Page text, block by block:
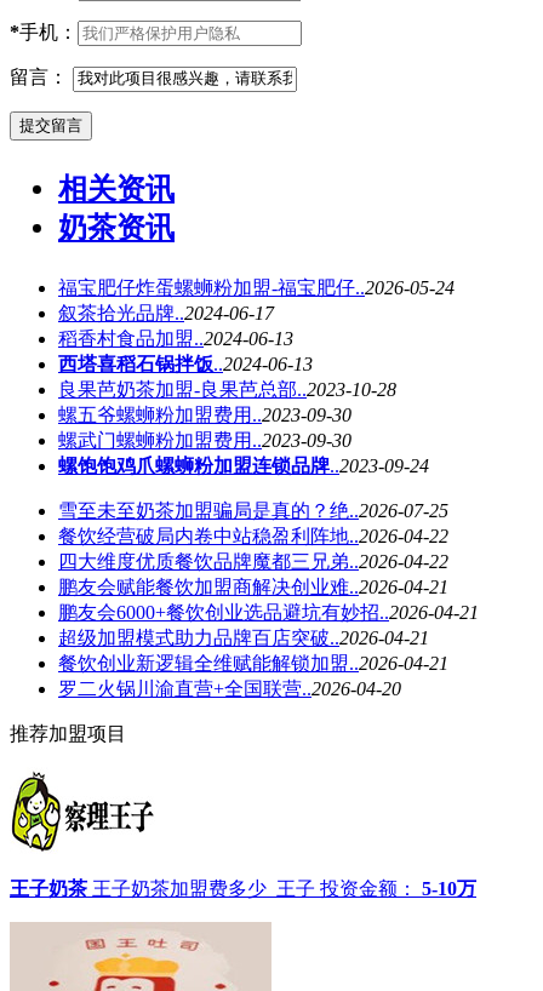
*手机：
留言：
相关资讯
奶茶资讯
福宝肥仔炸蛋螺蛳粉加盟-福宝肥仔..2026-05-24
叙茶拾光品牌..2024-06-17
稻香村食品加盟..2024-06-13
西塔喜稻石锅拌饭..2024-06-13
良果芭奶茶加盟-良果芭总部..2023-10-28
螺五爷螺蛳粉加盟费用..2023-09-30
螺武门螺蛳粉加盟费用..2023-09-30
螺饱饱鸡爪螺蛳粉加盟连锁品牌..2023-09-24
雪至未至奶茶加盟骗局是真的？绝..2026-07-25
餐饮经营破局内卷中站稳盈利阵地..2026-04-22
四大维度优质餐饮品牌魔都三兄弟..2026-04-22
鹏友会赋能餐饮加盟商解决创业难..2026-04-21
鹏友会6000+餐饮创业选品避坑有妙招..2026-04-21
超级加盟模式助力品牌百店突破..2026-04-21
餐饮创业新逻辑全维赋能解锁加盟..2026-04-21
罗二火锅川渝直营+全国联营..2026-04-20
推荐加盟项目
王子奶茶 王子奶茶加盟费多少_王子 投资金额： 5-10万